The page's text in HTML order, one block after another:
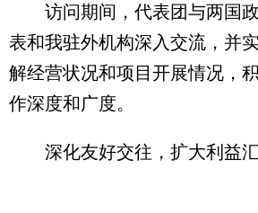
访问期间，代表团与两国政
表和我驻外机构深入交流，并
解经营状况和项目开展情况，
作深度和广度。
深化友好交往，扩大利益